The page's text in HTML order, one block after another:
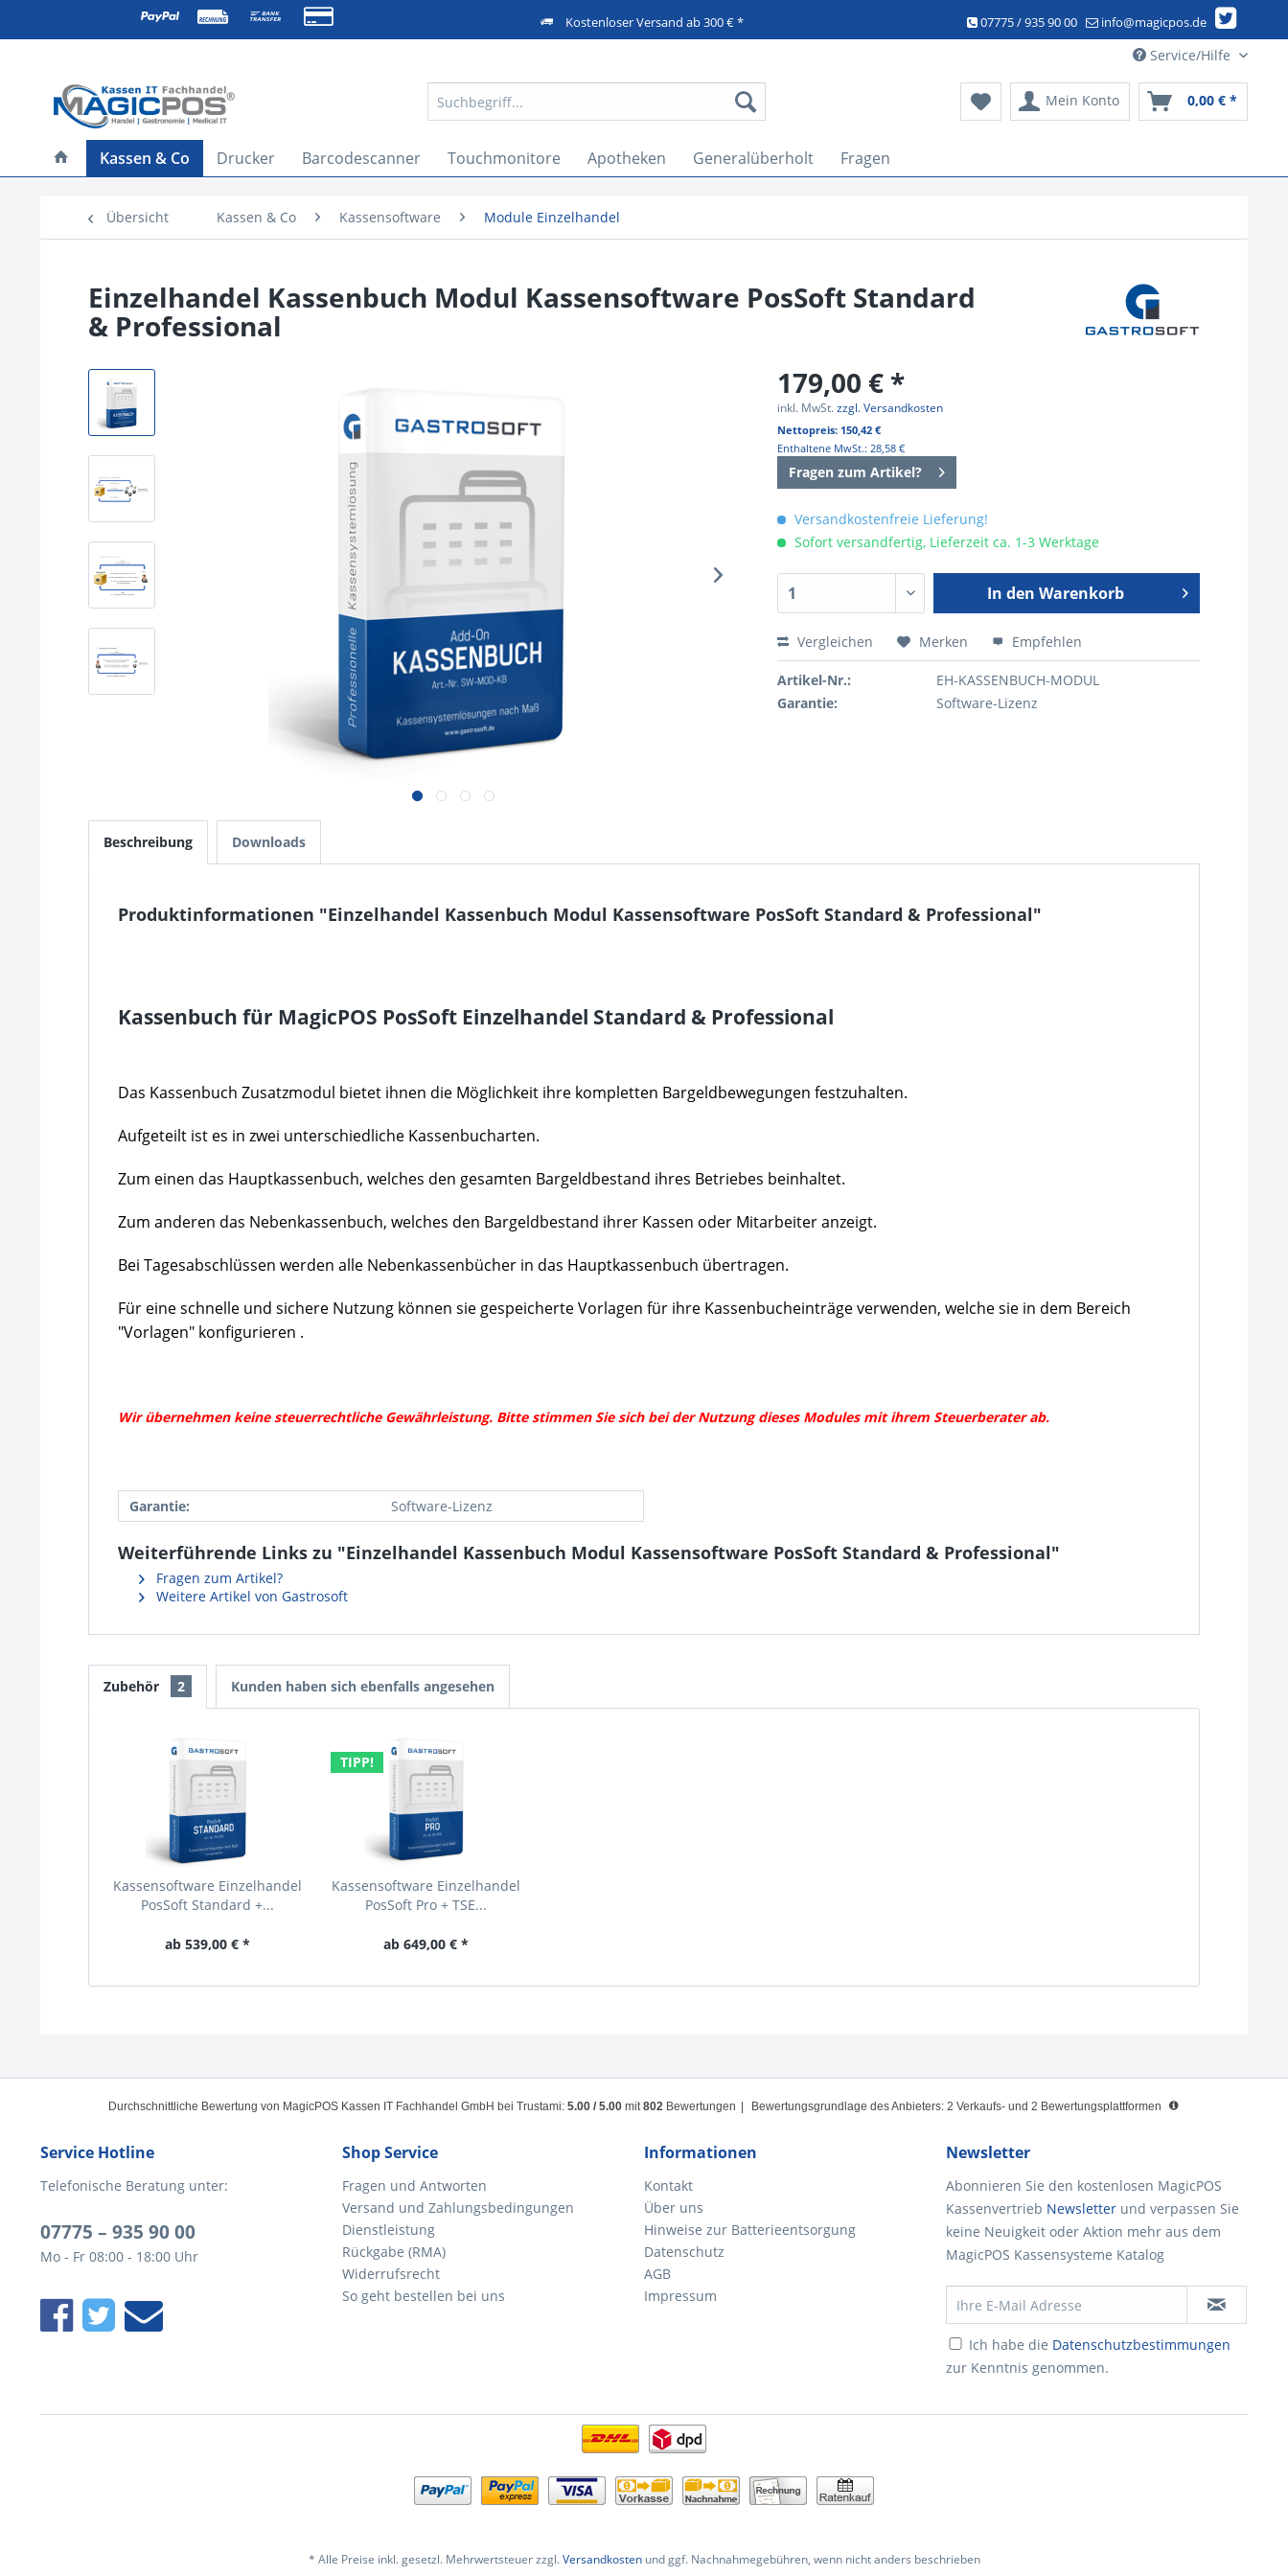
Kostenloser Versand ab 300 € * 07775 / 935 90 00 info@magicpos.de
Service/Hilfe
Mein Konto 0,00 € *
Kassen & Co Drucker Barcodescanner Touchmonitore Apotheken Generalüberholt Fragen
Übersicht Kassen & Co Kassensoftware Module Einzelhandel
Einzelhandel Kassenbuch Modul Kassensoftware PosSoft Standard
& Professional
179,00 € *
inkl. MwSt.zzgl. Versandkosten
Nettopreis: 150,42 €
Enthaltene MwSt.: 28,58 €
Fragen zum Artikel?
Versandkostenfreie Lieferung!
Sofort versandfertig, Lieferzeit ca. 1-3 Werktage
In den Warenkorb
Vergleichen Merken Empfehlen
Artikel-Nr.:
EH-KASSENBUCH-MODUL
Garantie:
Software-Lizenz
Beschreibung Downloads
Produktinformationen "Einzelhandel Kassenbuch Modul Kassensoftware PosSoft Standard & Professional"
Kassenbuch für MagicPOS PosSoft Einzelhandel Standard & Professional
Das Kassenbuch Zusatzmodul bietet ihnen die Möglichkeit ihre kompletten Bargeldbewegungen festzuhalten.
Aufgeteilt ist es in zwei unterschiedliche Kassenbucharten.
Zum einen das Hauptkassenbuch, welches den gesamten Bargeldbestand ihres Betriebes beinhaltet.
Zum anderen das Nebenkassenbuch, welches den Bargeldbestand ihrer Kassen oder Mitarbeiter anzeigt.
Bei Tagesabschlüssen werden alle Nebenkassenbücher in das Hauptkassenbuch übertragen.
Für eine schnelle und sichere Nutzung können sie gespeicherte Vorlagen für ihre Kassenbucheinträge verwenden, welche sie in dem Bereich
"Vorlagen" konfigurieren .
Wir übernehmen keine steuerrechtliche Gewährleistung. Bitte stimmen Sie sich bei der Nutzung dieses Modules mit ihrem Steuerberater ab.
Garantie: Software-Lizenz
Weiterführende Links zu "Einzelhandel Kassenbuch Modul Kassensoftware PosSoft Standard & Professional"
Fragen zum Artikel?
Weitere Artikel von Gastrosoft
Zubehör 2 Kunden haben sich ebenfalls angesehen
Kassensoftware Einzelhandel
PosSoft Standard +...
ab 539,00 € *
TIPP!
Kassensoftware Einzelhandel
PosSoft Pro + TSE...
ab 649,00 € *
Durchschnittliche Bewertung von MagicPOS Kassen IT Fachhandel GmbH bei Trustami: 5.00 / 5.00 mit802 Bewertungen Bewertungsgrundlage des Anbieters: 2 Verkaufs- und 2 Bewertungsplattformen
Service Hotline
Telefonische Beratung unter:
07775 – 935 90 00
Mo - Fr 08:00 - 18:00 Uhr
Shop Service
Fragen und Antworten
Versand und Zahlungsbedingungen
Dienstleistung
Rückgabe (RMA)
Widerrufsrecht
So geht bestellen bei uns
Informationen
Kontakt
Über uns
Hinweise zur Batterieentsorgung
Datenschutz
AGB
Impressum
Newsletter
Abonnieren Sie den kostenlosen MagicPOS
Kassenvertrieb Newsletter und verpassen Sie
keine Neuigkeit oder Aktion mehr aus dem
MagicPOS Kassensysteme Katalog
Ich habe die Datenschutzbestimmungen
zur Kenntnis genommen.
* Alle Preise inkl. gesetzl. Mehrwertsteuer zzgl.Versandkostenund ggf. Nachnahmegebühren, wenn nicht anders beschrieben